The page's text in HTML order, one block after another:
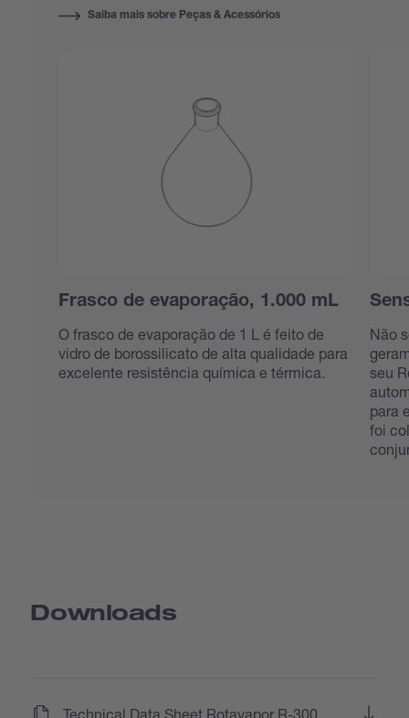
Saiba mais sobre Peças & Acessórios
Frasco de evaporação, 1.000 mL
O frasco de evaporação de 1 L é feito de
vidro de borossilicato de alta qualidade para
excelente resistência química e térmica.
Não
seu
para
foi
Downloads
Technical Data Sheet Rotavapor R-300